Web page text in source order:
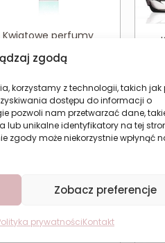
zgodą
korzystamy z technologii, takich jak
dostępu do informacji o
pozwoli nam przetwarzać dane,
unikalne identyfikatory na tej
zgody może niekorzystnie wpłynąć
Zobacz preferencje
prywatnościKontakt
Kwiatowe perfumy
Jasmine 15 ml
Dodaj do koszyka